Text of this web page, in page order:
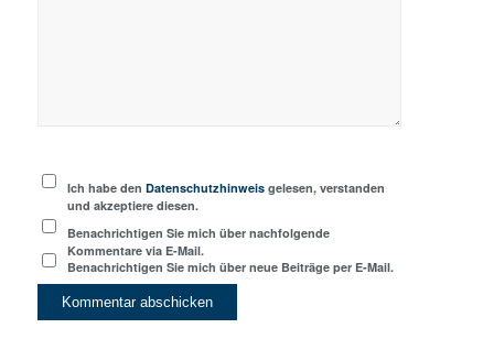
Ich habe denDatenschutzhinweis gelesen, verstanden
und akzeptiere diesen.
Benachrichtigen Sie mich über nachfolgende
Kommentare via E-Mail.
Benachrichtigen Sie mich über neue Beiträge per E-Mail.